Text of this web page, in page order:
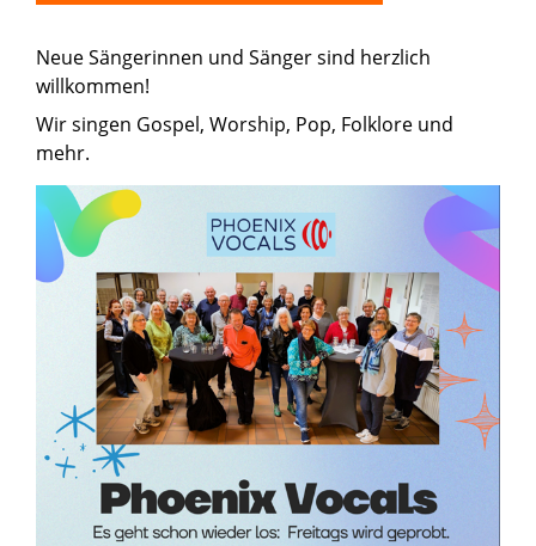
Neue Sängerinnen und Sänger sind herzlich
willkommen!
Wir singen Gospel, Worship, Pop, Folklore und
mehr.